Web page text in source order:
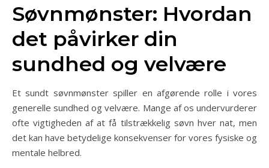
Søvnmønster: Hvordan
det påvirker din
sundhed og velvære
Et sundt søvnmønster spiller en afgørende rolle i vores
generelle sundhed og velvære. Mange af os undervurderer
ofte vigtigheden af at få tilstrækkelig søvn hver nat, men
det kan have betydelige konsekvenser for vores fysiske og
mentale helbred.